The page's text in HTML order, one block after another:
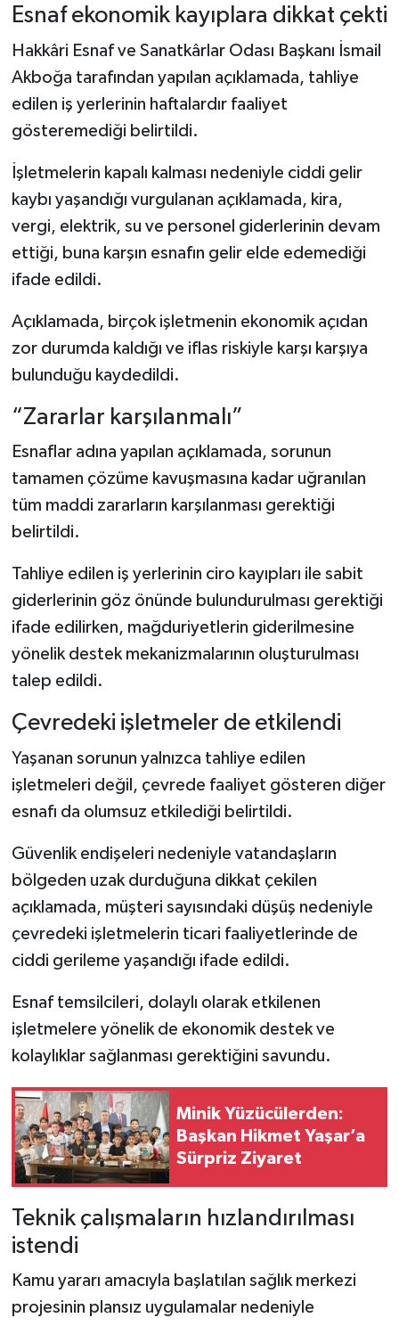
Esnaf ekonomik kayıplara dikkat çekti
Hakkâri Esnaf ve Sanatkârlar Odası Başkanı İsmail
Akboğa tarafından yapılan açıklamada, tahliye
edilen iş yerlerinin haftalardır faaliyet
gösteremediği belirtildi.
İşletmelerin kapalı kalması nedeniyle ciddi gelir
kaybı yaşandığı vurgulanan açıklamada, kira,
vergi, elektrik, su ve personel giderlerinin devam
ettiği, buna karşın esnafın gelir elde edemediği
ifade edildi.
Açıklamada, birçok işletmenin ekonomik açıdan
zor durumda kaldığı ve iflas riskiyle karşı karşıya
bulunduğu kaydedildi.
“Zararlar karşılanmalı”
Esnaflar adına yapılan açıklamada, sorunun
tamamen çözüme kavuşmasına kadar uğranılan
tüm maddi zararların karşılanması gerektiği
belirtildi.
Tahliye edilen iş yerlerinin ciro kayıpları ile sabit
giderlerinin göz önünde bulundurulması gerektiği
ifade edilirken, mağduriyetlerin giderilmesine
yönelik destek mekanizmalarının oluşturulması
talep edildi.
Çevredeki işletmeler de etkilendi
Yaşanan sorunun yalnızca tahliye edilen
işletmeleri değil, çevrede faaliyet gösteren diğer
esnafı da olumsuz etkilediği belirtildi.
Güvenlik endişeleri nedeniyle vatandaşların
bölgeden uzak durduğuna dikkat çekilen
açıklamada, müşteri sayısındaki düşüş nedeniyle
çevredeki işletmelerin ticari faaliyetlerinde de
ciddi gerileme yaşandığı ifade edildi.
Esnaf temsilcileri, dolaylı olarak etkilenen
işletmelere yönelik de ekonomik destek ve
kolaylıklar sağlanması gerektiğini savundu.
Minik Yüzücülerden:
Başkan Hikmet Yaşar’a
Sürpriz Ziyaret
Teknik çalışmaların hızlandırılması
istendi
Kamu yararı amacıyla başlatılan sağlık merkezi
projesinin plansız uygulamalar nedeniyle